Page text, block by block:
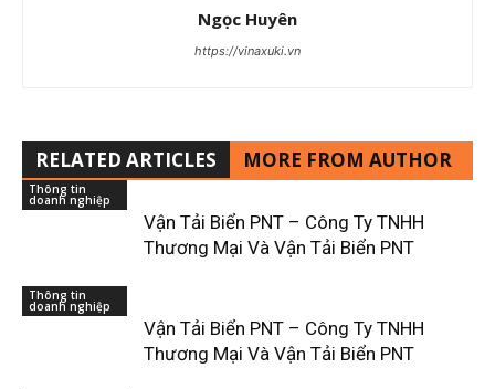
Ngọc Huyên
https://vinaxuki.vn
RELATED ARTICLES MORE FROM AUTHOR
Thông tin
doanh nghiệp
Vận Tải Biển PNT – Công Ty TNHH
Thương Mại Và Vận Tải Biển PNT
Thông tin
doanh nghiệp
Vận Tải Biển PNT – Công Ty TNHH
Thương Mại Và Vận Tải Biển PNT